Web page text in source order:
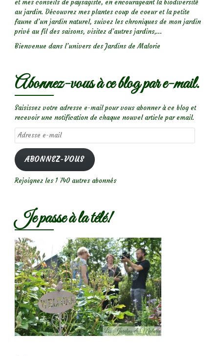
et mes conseils de paysagiste, en encourageant la biodiversité
au jardin. Découvrez mes plantes coup de coeur et la petite
faune d’un jardin naturel, suivez les chroniques de mon jardin
privé au fil des saisons, visitez d’autres jardins,...
Bienvenue dans l’univers des Jardins de Malorie
Abonnez-vous à ce blog par e-mail.
Saisissez votre adresse e-mail pour vous abonner à ce blog et
recevoir une notification de chaque nouvel article par email.
Adresse
e-
mail
ABONNEZ-VOUS
Rejoignez les 1 740 autres abonnés
Je passe à la télé!